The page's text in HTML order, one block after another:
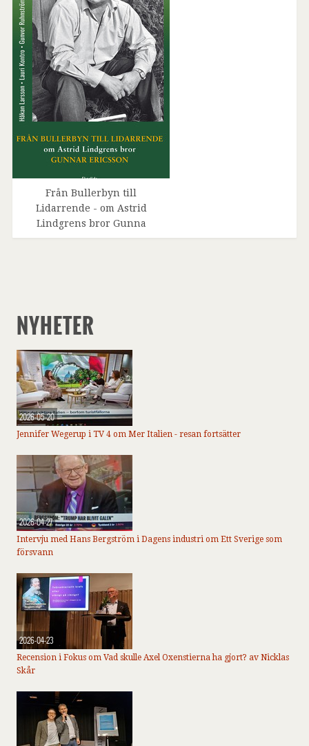
Från Bullerbyn till
Lidarrende - om Astrid
Lindgrens bror Gunna
NYHETER
2026-05-20
Jennifer Wegerup i TV 4 om Mer Italien - resan fortsätter
2026-04-27
Intervju med Hans Bergström i Dagens industri om Ett Sverige som
försvann
2026-04-23
Recension i Fokus om Vad skulle Axel Oxenstierna ha gjort? av Nicklas
Skår